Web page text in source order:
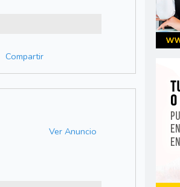
Compartir
Ver Anuncio